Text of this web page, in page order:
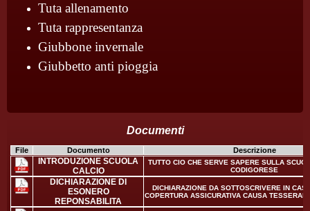
Tuta allenamento
Tuta rappresentanza
Giubbone invernale
Giubbetto anti pioggia
Documenti
File Documento Descrizione
INTRODUZIONE SCUOLA
CALCIO
TUTTO CIO CHE SERVE SAPERE SULLA
CODIGORESE
DICHIARAZIONE DI
ESONERO
REPONSABILITA
DICHIARAZIONE DA SOTTOSCRIVERE IN
COPERTURA ASSICURATIVA CAUSA